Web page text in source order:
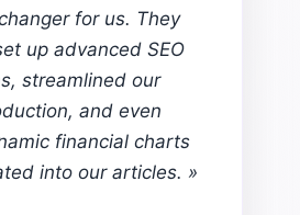
for us. They
up advanced SEO
streamlined our
and even
financial charts
into our articles. »